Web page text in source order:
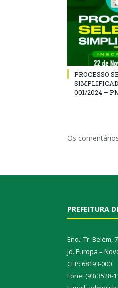
PROCESSO
001/2024 –
Os
PREFEITURA
End.: Tr. Belém,
Jd. Europa –
CEP: 68193-000
Fone: (93) 3528-